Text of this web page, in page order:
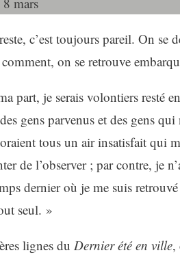
c’est toujours pareil. On se
comment, on se retrouve
part, je serais volontiers resté
gens parvenus et des gens
tous un air insatisfait qui
de l’observer ; par contre, je
dernier où je me suis
seul. »
lignes du Dernier été en ville,